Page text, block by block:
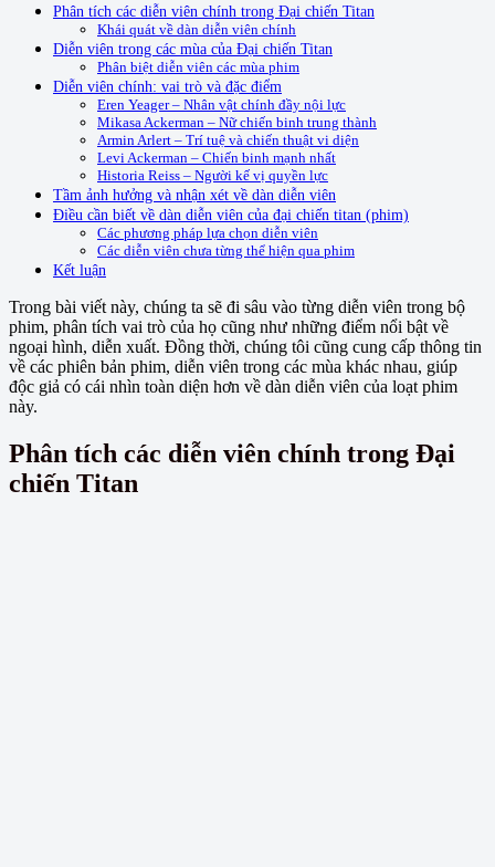
Phân tích các diễn viên chính trong Đại chiến Titan
Khái quát về dàn diễn viên chính
Diễn viên trong các mùa của Đại chiến Titan
Phân biệt diễn viên các mùa phim
Diễn viên chính: vai trò và đặc điểm
Eren Yeager – Nhân vật chính đầy nội lực
Mikasa Ackerman – Nữ chiến binh trung thành
Armin Arlert – Trí tuệ và chiến thuật vi diện
Levi Ackerman – Chiến binh mạnh nhất
Historia Reiss – Người kế vị quyền lực
Tầm ảnh hưởng và nhận xét về dàn diễn viên
Điều cần biết về dàn diễn viên của đại chiến titan (phim)
Các phương pháp lựa chọn diễn viên
Các diễn viên chưa từng thể hiện qua phim
Kết luận
Trong bài viết này, chúng ta sẽ đi sâu vào từng diễn viên trong bộ
phim, phân tích vai trò của họ cũng như những điểm nổi bật về
ngoại hình, diễn xuất. Đồng thời, chúng tôi cũng cung cấp thông tin
về các phiên bản phim, diễn viên trong các mùa khác nhau, giúp
độc giả có cái nhìn toàn diện hơn về dàn diễn viên của loạt phim
này.
Phân tích các diễn viên chính trong Đại
chiến Titan